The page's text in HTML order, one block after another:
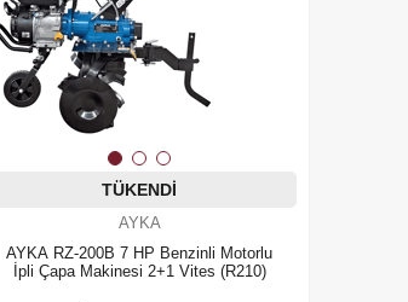
TÜKENDI
AYKA
AYKA RZ-200B 7 HP Benzinli Motorlu
İpli Çapa Makinesi 2+1 Vites (R210)